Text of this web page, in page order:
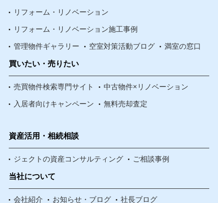
リフォーム・リノベーション
リフォーム・リノベーション施工事例
管理物件ギャラリー 空室対策活動ブログ 満室の窓口
買いたい・売りたい
売買物件検索専門サイト 中古物件×リノベーション
入居者向けキャンペーン 無料売却査定
資産活用・相続相談
ジェクトの資産コンサルティング ご相談事例
当社について
会社紹介 お知らせ・ブログ 社長ブログ